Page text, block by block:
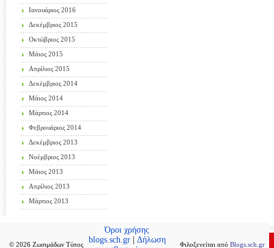
Ιανουάριος 2016
Δεκέμβριος 2015
Οκτώβριος 2015
Μάιος 2015
Απρίλιος 2015
Δεκέμβριος 2014
Μάιος 2014
Μάρτιος 2014
Φεβρουάριος 2014
Δεκέμβριος 2013
Νοέμβριος 2013
Μάιος 2013
Απρίλιος 2013
Μάρτιος 2013
© 2026 Ζωσιμάδων Τύπος
Φιλοξενείται από Blogs.sch.gr
Όροι χρήσης
blogs.sch.gr| Δήλωση